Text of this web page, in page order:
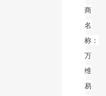
商
名
称：
万
维
易